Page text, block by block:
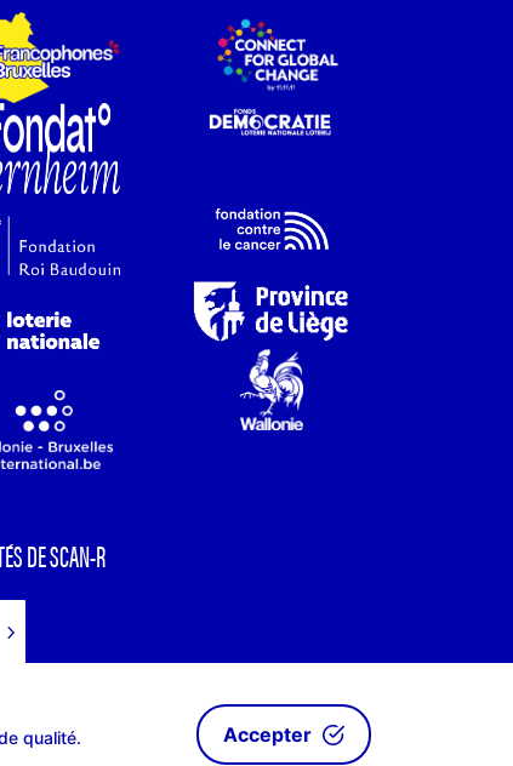
DE SCAN-R
qualité.
Accepter